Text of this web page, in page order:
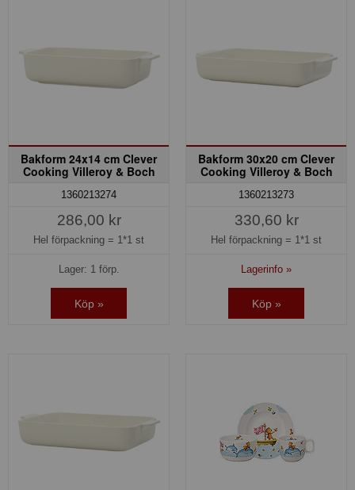
Bakform 24x14 cm Clever
Cooking Villeroy & Boch
1360213274
286,00 kr
Hel förpackning = 1*1 st
Lager: 1 förp.
Köp »
Bakform 30x20 cm Clever
Cooking Villeroy & Boch
1360213273
330,60 kr
Hel förpackning = 1*1 st
Lagerinfo »
Köp »